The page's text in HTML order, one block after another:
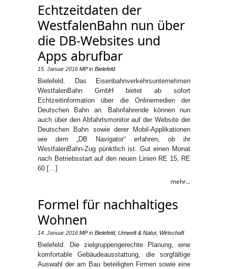
Echtzeitdaten der
WestfalenBahn nun über
die DB-Websites und
Apps abrufbar
15. Januar 2016 MPin Bielefeld
Bielefeld. Das Eisenbahnverkehrsunternehmen
WestfalenBahn GmbH bietet ab sofort
Echtzeitinformation über die Onlinemedien der
Deutschen Bahn an. Bahnfahrende können nun
auch über den Abfahrtsmonitor auf der Website der
Deutschen Bahn sowie derer Mobil-Applikationen
wie dem „DB Navigator“ erfahren, ob ihr
WestfalenBahn-Zug pünktlich ist. Gut einen Monat
nach Betriebsstart auf den neuen Linien RE 15, RE
60 […]
mehr...
Formel für nachhaltiges
Wohnen
14. Januar 2016 MPin Bielefeld, Umwelt & Natur, Wirtschaft
Bielefeld. Die zielgruppengerechte Planung, eine
komfortable Gebäudeausstattung, die sorgfältige
Auswahl der am Bau beteiligten Firmen sowie eine